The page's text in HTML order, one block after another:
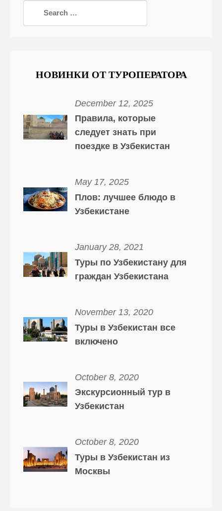
НОВИНКИ ОТ ТУРОПЕРАТОРА
December 12, 2025
Правила, которые
следует знать при
поездке в Узбекистан
May 17, 2025
Плов: лучшее блюдо в
Узбекистане
January 28, 2021
Туры по Узбекистану для
граждан Узбекистана
November 13, 2020
Туры в Узбекистан все
включено
October 8, 2020
Экскурсионный тур в
Узбекистан
October 8, 2020
Туры в Узбекистан из
Москвы